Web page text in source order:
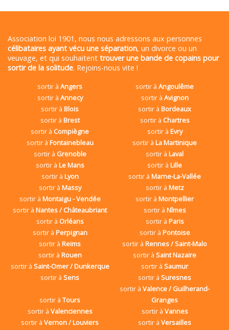
Association loi 1901, nous nous adressons aux personnes
célibataires ayant vécu une séparation, un divorce ou un
veuvage, et qui souhaitent trouver une bande de copains pour
sortir de la solitude. Rejoins-nous vite !
sortir àAngers sortir àAngoulême
sortir à Annecy sortir à Avignon
sortir àBlois sortir àBordeaux
sortir à Brest sortir à Chartres
sortir à Compiègne sortir à Evry
sortir à Fontainebleau sortir àLa Martinique
sortir à Grenoble sortir àLaval
sortir à Le Mans sortir àLille
sortir à Lyon sortir àMarne-La-Vallée
sortir à Massy sortir à Metz
sortir à Montaigu - Vendée sortir àMontpellier
sortir àNantes / Châteaubriant sortir à Nîmes
sortir à Orléans sortir à Paris
sortir à Perpignan sortir à Pontoise
sortir àReims sortir àRennes / Saint-Malo
sortir à Rouen sortir àSaint Nazaire
sortir à Saint-Omer / Dunkerque sortir àSaumur
sortir àSens sortir àSuresnes
sortir àTours
sortir àValence / Guilherand-
Granges
sortir à Valenciennes sortir à Vannes
sortir àVernon / Louviers sortir àVersailles